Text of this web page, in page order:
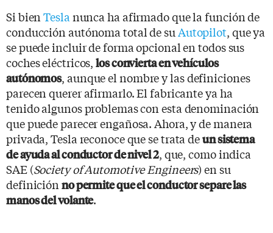
Si bienTesla nunca ha afirmado que la función de
conducción autónoma total de suAutopilot, que ya
se puede incluir de forma opcional en todos sus
coches eléctricos,los convierta en vehículos
autónomos, aunque el nombre y las definiciones
parecen querer afirmarlo. El fabricante ya ha
tenido algunos problemas con esta denominación
que puede parecer engañosa. Ahora, y de manera
privada, Tesla reconoce que se trata deun sistema
de ayuda al conductor de nivel 2, que, como indica
SAE (Society of Automotive Engineers) en su
definición no permite que el conductor separe las
manos del volante.